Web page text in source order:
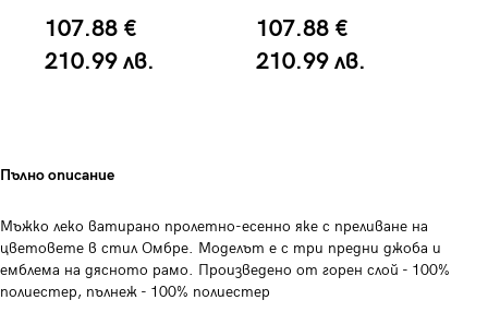
107.88 €
210.99 лв.
107.88 €
210.99 лв.
Пълно описание
Мъжко леко ватирано пролетно-есенно яке с преливане на
цветовете в стил Омбре. Моделът е с три предни джоба и
емблема на дясното рамо. Произведено от горен слой - 100%
полиестер, пълнеж - 100% полиестер